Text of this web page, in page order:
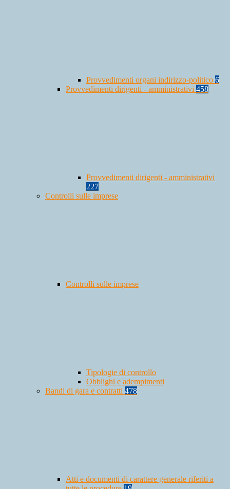
Provvedimenti organi indirizzo-politico 6
Provvedimenti dirigenti - amministrativi 458
Provvedimenti dirigenti - amministrativi
227
Controlli sulle imprese
Controlli sulle imprese
Tipologie di controllo
Obblighi e adempimenti
Bandi di gara e contratti 478
Atti e documenti di carattere generale riferiti a